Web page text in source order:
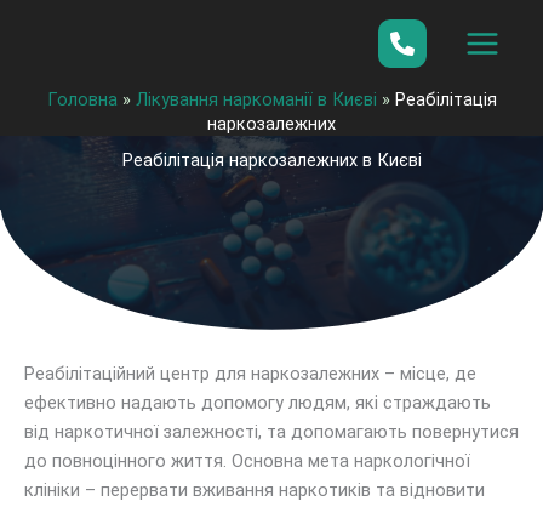
Головна » Лікування наркоманії в Києві » Реабілітація
наркозалежних
Реабілітація наркозалежних в Києві
Реабілітаційний центр для наркозалежних – місце, де
ефективно надають допомогу людям, які страждають
від наркотичної залежності, та допомагають повернутися
до повноцінного життя. Основна мета наркологічної
клініки – перервати вживання наркотиків та відновити